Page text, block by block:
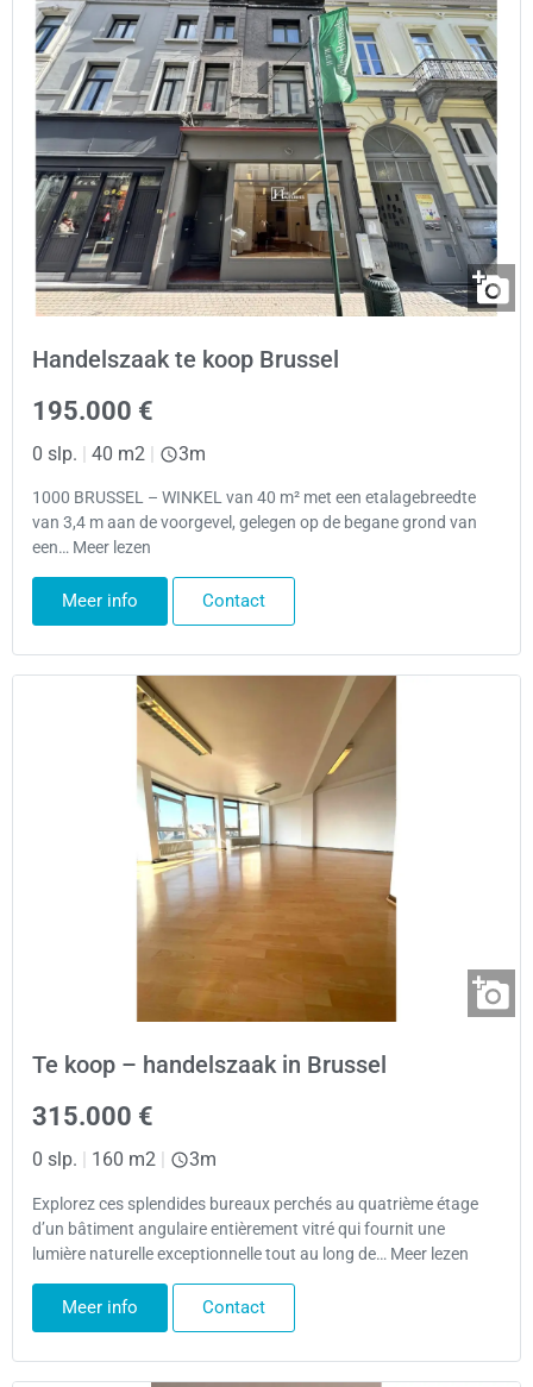
Handelszaak te koop Brussel
195.000 €
0 slp. | 40 m2 | 3m
1000 BRUSSEL – WINKEL van 40 m² met een etalagebreedte
van 3,4 m aan de voorgevel, gelegen op de begane grond van
een… Meer lezen
Meer info Contact
Te koop – handelszaak in Brussel
315.000 €
0 slp. 160 m2 3m
Explorez ces splendides bureaux perchés au quatrième étage
d’un bâtiment angulaire entièrement vitré qui fournit une
lumière naturelle exceptionnelle tout au long de… Meer lezen
Meer info Contact